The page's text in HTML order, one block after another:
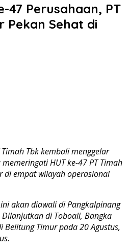
47 Perusahaan, PT
Pekan Sehat di
Timah Tbk kembali menggelar
HUT ke-47 PT Timah
di empat wilayah operasional
akan diawali di Pangkalpinang
di Toboali, Bangka
Belitung Timur pada 20 Agustus,